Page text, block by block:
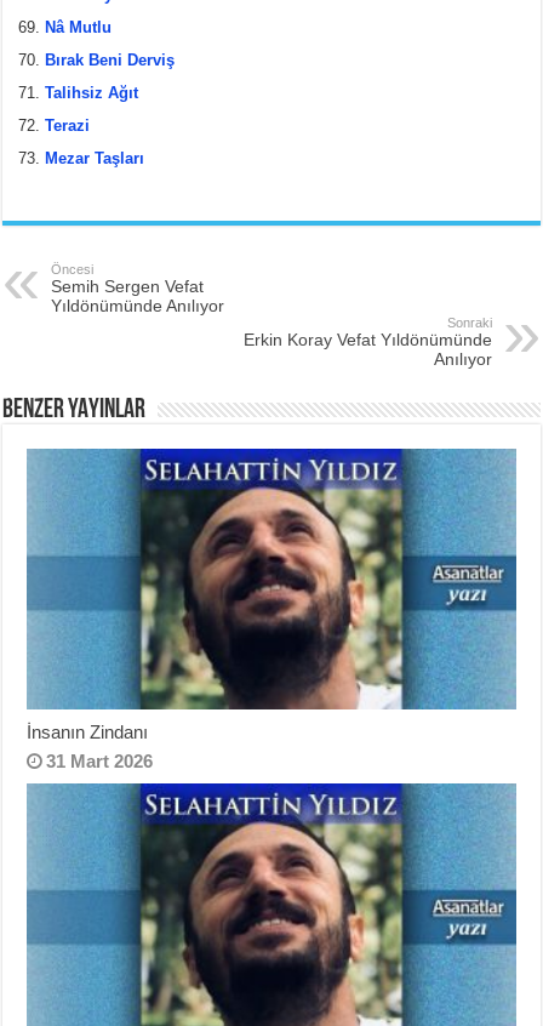
Nâ Mutlu
Bırak Beni Derviş
Talihsiz Ağıt
Terazi
Mezar Taşları
Öncesi
Semih Sergen Vefat
Yıldönümünde Anılıyor
Sonraki
Erkin Koray Vefat Yıldönümünde
Anılıyor
BENZER YAYINLAR
İnsanın Zindanı
31 Mart 2026